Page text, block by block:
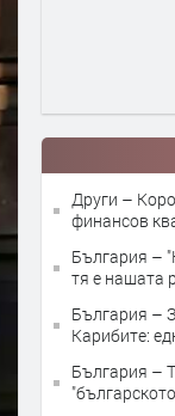
Други –
финансов
България –
тя е нашата
България –
Карибите:
България –